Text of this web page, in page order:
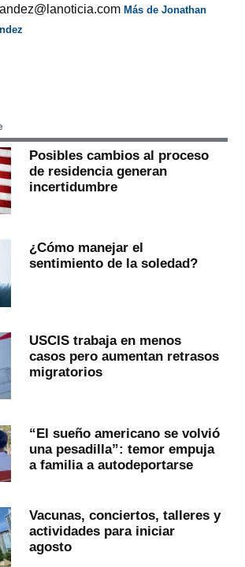
Más de Jonathan
Posibles cambios al proceso
de residencia generan
incertidumbre
¿Cómo manejar el
sentimiento de la soledad?
USCIS trabaja en menos
casos pero aumentan retrasos
migratorios
“El sueño americano se volvió
una pesadilla”: temor empuja
a familia a autodeportarse
Vacunas, conciertos, talleres y
actividades para iniciar
agosto